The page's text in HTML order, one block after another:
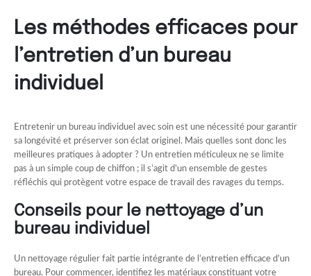
Les méthodes efficaces pour
l’entretien d’un bureau
individuel
Entretenir un bureau individuel avec soin est une nécessité pour garantir
sa longévité et préserver son éclat originel. Mais quelles sont donc les
meilleures pratiques à adopter ? Un entretien méticuleux ne se limite
pas à un simple coup de chiffon ; il s’agit d’un ensemble de gestes
réfléchis qui protègent votre espace de travail des ravages du temps.
Conseils pour le nettoyage d’un
bureau individuel
Un nettoyage régulier fait partie intégrante de l’entretien efficace d’un
bureau. Pour commencer, identifiez les matériaux constituant votre